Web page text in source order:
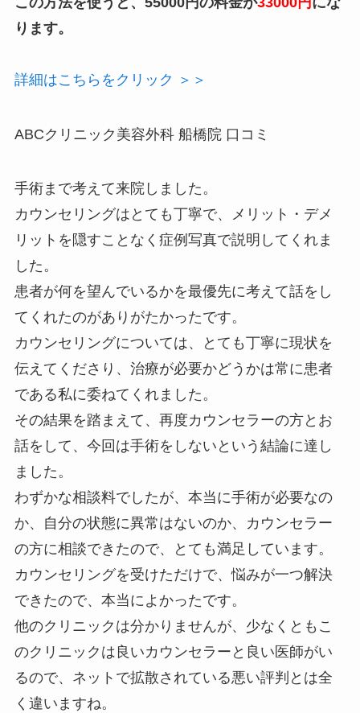
ります。
詳細はこちらをクリック ＞＞
ABCクリニック美容外科 船橋院 口コミ
手術まで考えて来院しました。
カウンセリングはとても丁寧で、メリット・デメ
リットを隠すことなく症例写真で説明してくれま
した。
患者が何を望んでいるかを最優先に考えて話をし
てくれたのがありがたかったです。
カウンセリングについては、とても丁寧に現状を
伝えてくださり、治療が必要かどうかは常に患者
である私に委ねてくれました。
その結果を踏まえて、再度カウンセラーの方とお
話をして、今回は手術をしないという結論に達し
ました。
わずかな相談料でしたが、本当に手術が必要なの
か、自分の状態に異常はないのか、カウンセラー
の方に相談できたので、とても満足しています。
カウンセリングを受けただけで、悩みが一つ解決
できたので、本当によかったです。
他のクリニックは分かりませんが、少なくともこ
のクリニックは良いカウンセラーと良い医師がい
るので、ネットで拡散されている悪い評判とは全
く違いますね。